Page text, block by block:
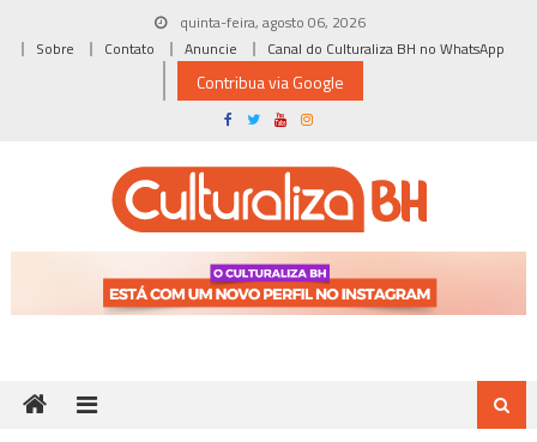
quinta-feira, agosto 06, 2026
Sobre
Contato Anuncie Canal do Culturaliza BH no WhatsApp
Contribua via Google